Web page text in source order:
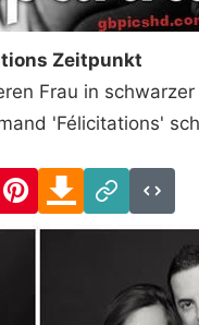
Zeitpunkt
Frau in
'Félicitations'
WhatsAppPinterestDownload
Link